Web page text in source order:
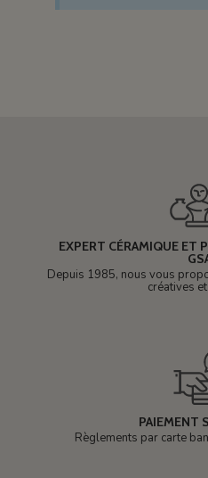
EXPERT CÉRAMIQUE ET
Depuis 1985, nous vous
créatives
PAIEMENT
Règlements par carte